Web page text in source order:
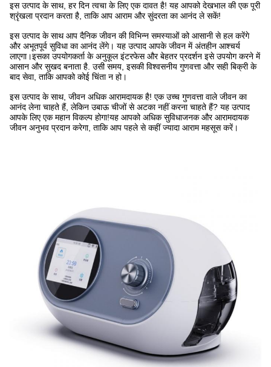
इस उत्पाद के साथ, हर दिन त्वचा के लिए एक दावत है! यह आपको देखभाल की एक पूरी
श्रृंखला प्रदान करता है, ताकि आप आराम और सुंदरता का आनंद ले सकें!
इस उत्पाद के साथ आप दैनिक जीवन की विभिन्न समस्याओं को आसानी से हल करेंगे
और अभूतपूर्व सुविधा का आनंद लेंगे। यह उत्पाद आपके जीवन में अंतहीन आश्चर्य
लाएगा।इसका उपयोगकर्ता के अनुकूल इंटरफेस और बेहतर प्रदर्शन इसे उपयोग करने में
आसान और सुखद बनाता है. उसी समय, इसकी विश्वसनीय गुणवत्ता और सही बिक्री के
बाद सेवा, ताकि आपको कोई चिंता न हो।
इस उत्पाद के साथ, जीवन अधिक आरामदायक है! एक उच्च गुणवत्ता वाले जीवन का
आनंद लेना चाहते हैं, लेकिन उबाऊ चीजों से अटका नहीं करना चाहते हैं? यह उत्पाद
आपके लिए एक महान विकल्प होगा!यह आपको अधिक सुविधाजनक और आरामदायक
जीवन अनुभव प्रदान करेगा, ताकि आप पहले से कहीं ज्यादा आराम महसूस करें।